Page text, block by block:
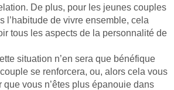
De plus, pour les jeunes couples
l’habitude de vivre ensemble, cela
tous les aspects de la personnalité de
situation n’en sera que bénéfique
se renforcera, ou, alors cela vous
que vous n’êtes plus épanouie dans